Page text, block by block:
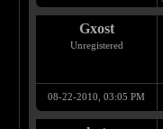
Gxost
Unregistered
08-22-2010, 03:05 PM